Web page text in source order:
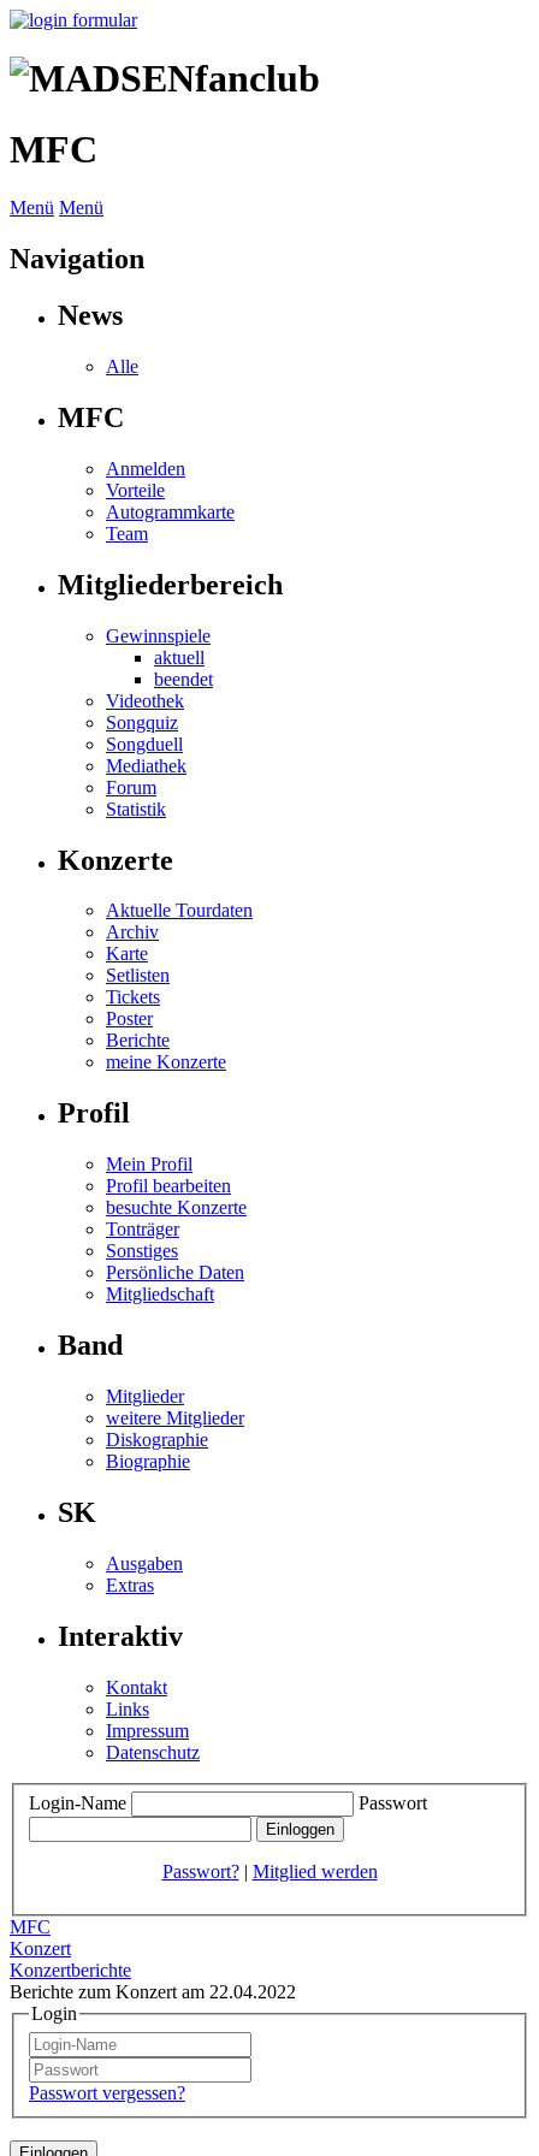
MFC
Menü Menü
Navigation
News
Alle
MFC
Anmelden
Vorteile
Autogrammkarte
Team
Mitgliederbereich
Gewinnspiele
aktuell
beendet
Videothek
Songquiz
Songduell
Mediathek
Forum
Statistik
Konzerte
Aktuelle Tourdaten
Archiv
Karte
Setlisten
Tickets
Poster
Berichte
meine Konzerte
Profil
Mein Profil
Profil bearbeiten
besuchte Konzerte
Tonträger
Sonstiges
Persönliche Daten
Mitgliedschaft
Band
Mitglieder
weitere Mitglieder
Diskographie
Biographie
SK
Ausgaben
Extras
Interaktiv
Kontakt
Links
Impressum
Datenschutz
Login-Name Passwort
Passwort?| Mitglied werden
MFC
Konzert
Konzertberichte
Berichte zum Konzert am 22.04.2022
Login
Passwort vergessen?